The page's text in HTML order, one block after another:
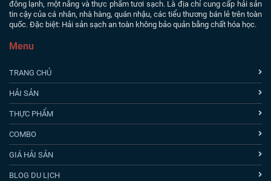
đông lạnh, một nắng và thực phẩm tươi sạch. Là địa chỉ cung cấp hải sản
tin cậy của cá nhân, nhà hàng, quán nhậu, các tiểu thương bán lẻ trên toàn
quốc. Đặc biệt: Hải sản sạch an toàn không bảo quản bằng chất hóa học.
Menu
TRANG CHỦ
HẢI SẢN
THỰC PHẨM
COMBO
GIÁ HẢI SẢN
BLOG DU LỊCH